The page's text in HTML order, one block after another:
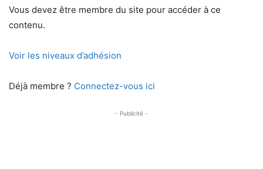
Vous devez être membre du site pour accéder à ce
contenu.
Voir les niveaux d’adhésion
Déjà membre ? Connectez-vous ici
- Publicité -